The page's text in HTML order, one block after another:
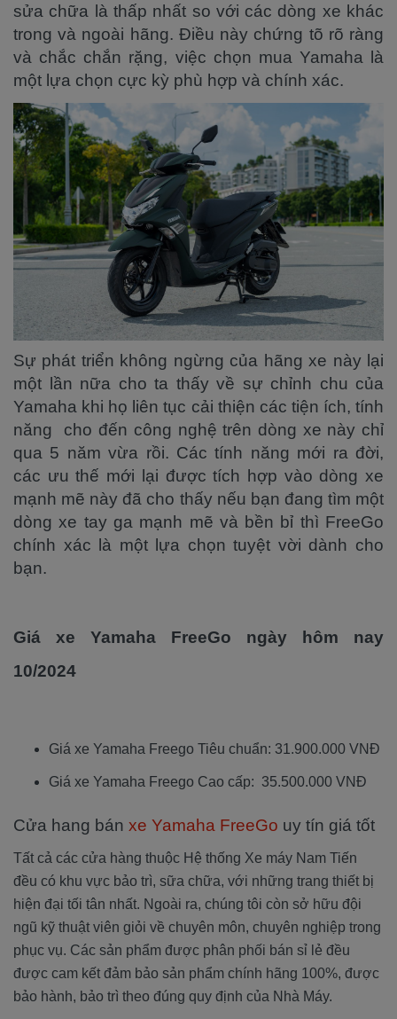
sửa chữa là thấp nhất so với các dòng xe khác
trong và ngoài hãng. Điều này chứng tõ rõ ràng
và chắc chắn rặng, việc chọn mua Yamaha là
một lựa chọn cực kỳ phù hợp và chính xác.
Sự phát triển không ngừng của hãng xe này lại
một lần nữa cho ta thấy về sự chỉnh chu của
Yamaha khi họ liên tục cải thiện các tiện ích, tính
năng cho đến công nghệ trên dòng xe này chỉ
qua 5 năm vừa rồi. Các tính năng mới ra đời,
các ưu thế mới lại được tích hợp vào dòng xe
mạnh mẽ này đã cho thấy nếu bạn đang tìm một
dòng xe tay ga mạnh mẽ và bền bỉ thì FreeGo
chính xác là một lựa chọn tuyệt vời dành cho
bạn.
Giá xe Yamaha FreeGo ngày hôm nay
10/2024
Giá xe Yamaha Freego Tiêu chuẩn: 31.900.000 VNĐ
Giá xe Yamaha Freego Cao cấp: 35.500.000 VNĐ
Cửa hang bán xe Yamaha FreeGo uy tín giá tốt
Tất cả các cửa hàng thuộc Hệ thống Xe máy Nam Tiến
đều có khu vực bảo trì, sữa chữa, với những trang thiết bị
hiện đại tối tân nhất. Ngoài ra, chúng tôi còn sở hữu đội
ngũ kỹ thuật viên giỏi về chuyên môn, chuyên nghiệp trong
phục vụ. Các sản phẩm được phân phối bán sỉ lẻ đều
được cam kết đảm bảo sản phẩm chính hãng 100%, được
bảo hành, bảo trì theo đúng quy định của Nhà Máy.